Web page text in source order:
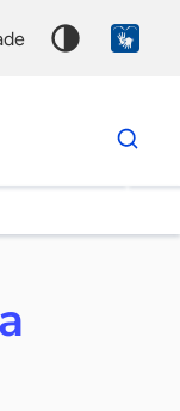
Dados
para
chave